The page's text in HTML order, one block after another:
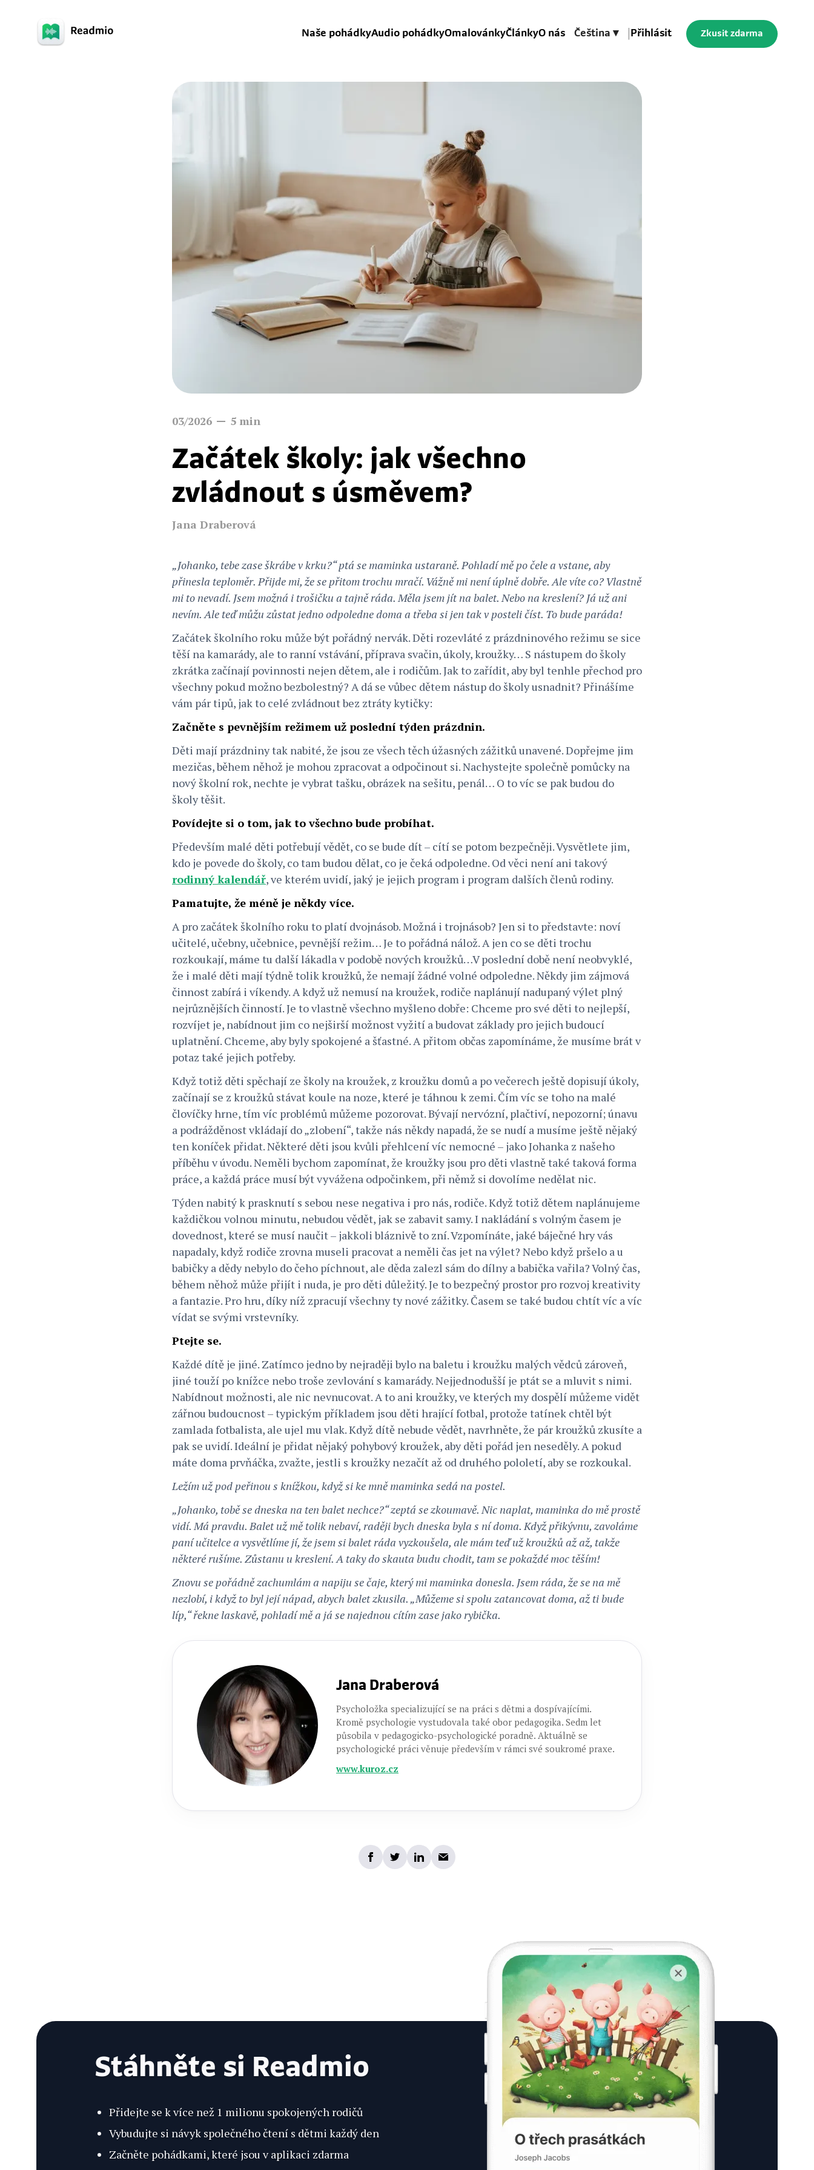
Naše pohádkyAudio pohádkyOmalovánkyČlánkyO nás Čeština ▾ Přihlásit Zkusit zdarma
03/2026 5 min
Začátek školy: jak všechno
zvládnout s úsměvem?
Jana Draberová
„Johanko, tebe zase škrábe v krku?“ ptá se maminka ustaraně. Pohladí mě po čele a vstane, aby
přinesla teploměr. Přijde mi, že se přitom trochu mračí. Vážně mi není úplně dobře. Ale víte co? Vlastně
mi to nevadí. Jsem možná i trošičku a tajně ráda. Měla jsem jít na balet. Nebo na kreslení? Já už ani
nevím. Ale teď můžu zůstat jedno odpoledne doma a třeba si jen tak v posteli číst. To bude paráda!
Začátek školního roku může být pořádný nervák. Děti rozevláté z prázdninového režimu se sice
těší na kamarády, ale to ranní vstávání, příprava svačin, úkoly, kroužky… S nástupem do školy
zkrátka začínají povinnosti nejen dětem, ale i rodičům. Jak to zařídit, aby byl tenhle přechod pro
všechny pokud možno bezbolestný? A dá se vůbec dětem nástup do školy usnadnit? Přinášíme
vám pár tipů, jak to celé zvládnout bez ztráty kytičky:
Začněte s pevnějším režimem už poslední týden prázdnin.
Děti mají prázdniny tak nabité, že jsou ze všech těch úžasných zážitků unavené. Dopřejme jim
mezičas, během něhož je mohou zpracovat a odpočinout si. Nachystejte společně pomůcky na
nový školní rok, nechte je vybrat tašku, obrázek na sešitu, penál… O to víc se pak budou do
školy těšit.
Povídejte si o tom, jak to všechno bude probíhat.
Především malé děti potřebují vědět, co se bude dít – cítí se potom bezpečněji. Vysvětlete jim,
kdo je povede do školy, co tam budou dělat, co je čeká odpoledne. Od věci není ani takový
rodinný kalendář, ve kterém uvidí, jaký je jejich program i program dalších členů rodiny.
Pamatujte, že méně je někdy více.
A pro začátek školního roku to platí dvojnásob. Možná i trojnásob? Jen si to představte: noví
učitelé, učebny, učebnice, pevnější režim… Je to pořádná nálož. A jen co se děti trochu
rozkoukají, máme tu další lákadla v podobě nových kroužků…V poslední době není neobvyklé,
že i malé děti mají týdně tolik kroužků, že nemají žádné volné odpoledne. Někdy jim zájmová
činnost zabírá i víkendy. A když už nemusí na kroužek, rodiče naplánují nadupaný výlet plný
nejrůznějších činností. Je to vlastně všechno myšleno dobře: Chceme pro své děti to nejlepší,
rozvíjet je, nabídnout jim co nejširší možnost vyžití a budovat základy pro jejich budoucí
uplatnění. Chceme, aby byly spokojené a šťastné. A přitom občas zapomínáme, že musíme brát v
potaz také jejich potřeby.
Když totiž děti spěchají ze školy na kroužek, z kroužku domů a po večerech ještě dopisují úkoly,
začínají se z kroužků stávat koule na noze, které je táhnou k zemi. Čím víc se toho na malé
človíčky hrne, tím víc problémů můžeme pozorovat. Bývají nervózní, plačtiví, nepozorní; únavu
a podrážděnost vkládají do „zlobení“, takže nás někdy napadá, že se nudí a musíme ještě nějaký
ten koníček přidat. Některé děti jsou kvůli přehlcení víc nemocné – jako Johanka z našeho
příběhu v úvodu. Neměli bychom zapomínat, že kroužky jsou pro děti vlastně také taková forma
práce, a každá práce musí být vyvážena odpočinkem, při němž si dovolíme nedělat nic.
Týden nabitý k prasknutí s sebou nese negativa i pro nás, rodiče. Když totiž dětem naplánujeme
každičkou volnou minutu, nebudou vědět, jak se zabavit samy. I nakládání s volným časem je
dovednost, které se musí naučit – jakkoli bláznivě to zní. Vzpomínáte, jaké báječné hry vás
napadaly, když rodiče zrovna museli pracovat a neměli čas jet na výlet? Nebo když pršelo a u
babičky a dědy nebylo do čeho píchnout, ale děda zalezl sám do dílny a babička vařila? Volný čas,
během něhož může přijít i nuda, je pro děti důležitý. Je to bezpečný prostor pro rozvoj kreativity
a fantazie. Pro hru, díky níž zpracují všechny ty nové zážitky. Časem se také budou chtít víc a víc
vídat se svými vrstevníky.
Ptejte se.
Každé dítě je jiné. Zatímco jedno by nejraději bylo na baletu i kroužku malých vědců zároveň,
jiné touží po knížce nebo troše zevlování s kamarády. Nejjednodušší je ptát se a mluvit s nimi.
Nabídnout možnosti, ale nic nevnucovat. A to ani kroužky, ve kterých my dospělí můžeme vidět
zářnou budoucnost – typickým příkladem jsou děti hrající fotbal, protože tatínek chtěl být
zamlada fotbalista, ale ujel mu vlak. Když dítě nebude vědět, navrhněte, že pár kroužků zkusíte a
pak se uvidí. Ideální je přidat nějaký pohybový kroužek, aby děti pořád jen neseděly. A pokud
máte doma prvňáčka, zvažte, jestli s kroužky nezačít až od druhého pololetí, aby se rozkoukal.
Ležím už pod peřinou s knížkou, když si ke mně maminka sedá na postel.
„Johanko, tobě se dneska na ten balet nechce?“ zeptá se zkoumavě. Nic naplat, maminka do mě prostě
vidí. Má pravdu. Balet už mě tolik nebaví, raději bych dneska byla s ní doma. Když přikývnu, zavoláme
paní učitelce a vysvětlíme jí, že jsem si balet ráda vyzkoušela, ale mám teď už kroužků až až, takže
některé rušíme. Zůstanu u kreslení. A taky do skauta budu chodit, tam se pokaždé moc těším!
Znovu se pořádně zachumlám a napiju se čaje, který mi maminka donesla. Jsem ráda, že se na mě
nezlobí, i když to byl její nápad, abych balet zkusila. „Můžeme si spolu zatancovat doma, až ti bude
líp,“ řekne laskavě, pohladí mě a já se najednou cítím zase jako rybička.
Jana Draberová
Psycholožka specializující se na práci s dětmi a dospívajícími.
Kromě psychologie vystudovala také obor pedagogika. Sedm let
působila v pedagogicko-psychologické poradně. Aktuálně se
psychologické práci věnuje především v rámci své soukromé praxe.
www.kuroz.cz
Stáhněte si Readmio
Přidejte se k více než 1 milionu spokojených rodičů
Vybudujte si návyk společného čtení s dětmi každý den
Začněte pohádkami, které jsou v aplikaci zdarma